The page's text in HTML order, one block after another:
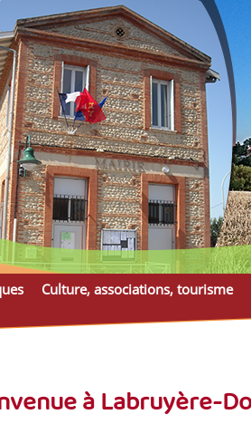
Culture, associations, tourisme
à Labruyère-